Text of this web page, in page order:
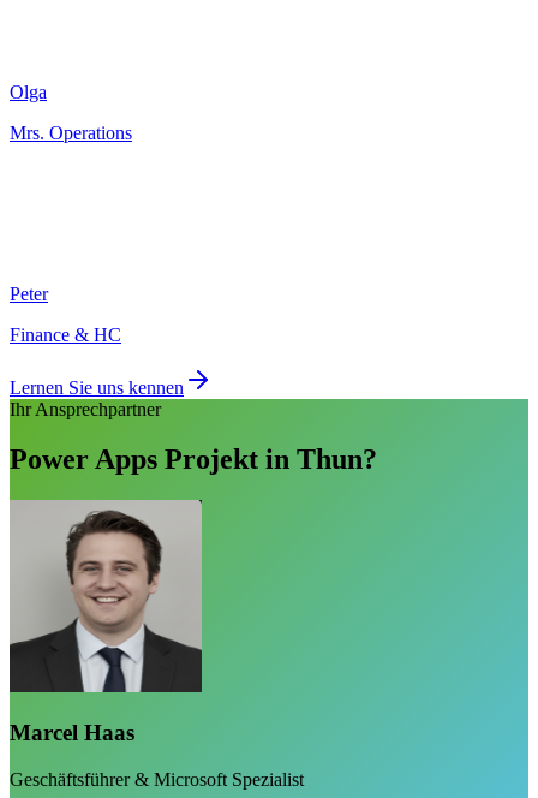
Olga
Mrs. Operations
Peter
Finance & HC
Lernen Sie uns kennen
Ihr Ansprechpartner
Power Apps Projekt in Thun?
Marcel Haas
Geschäftsführer & Microsoft Spezialist